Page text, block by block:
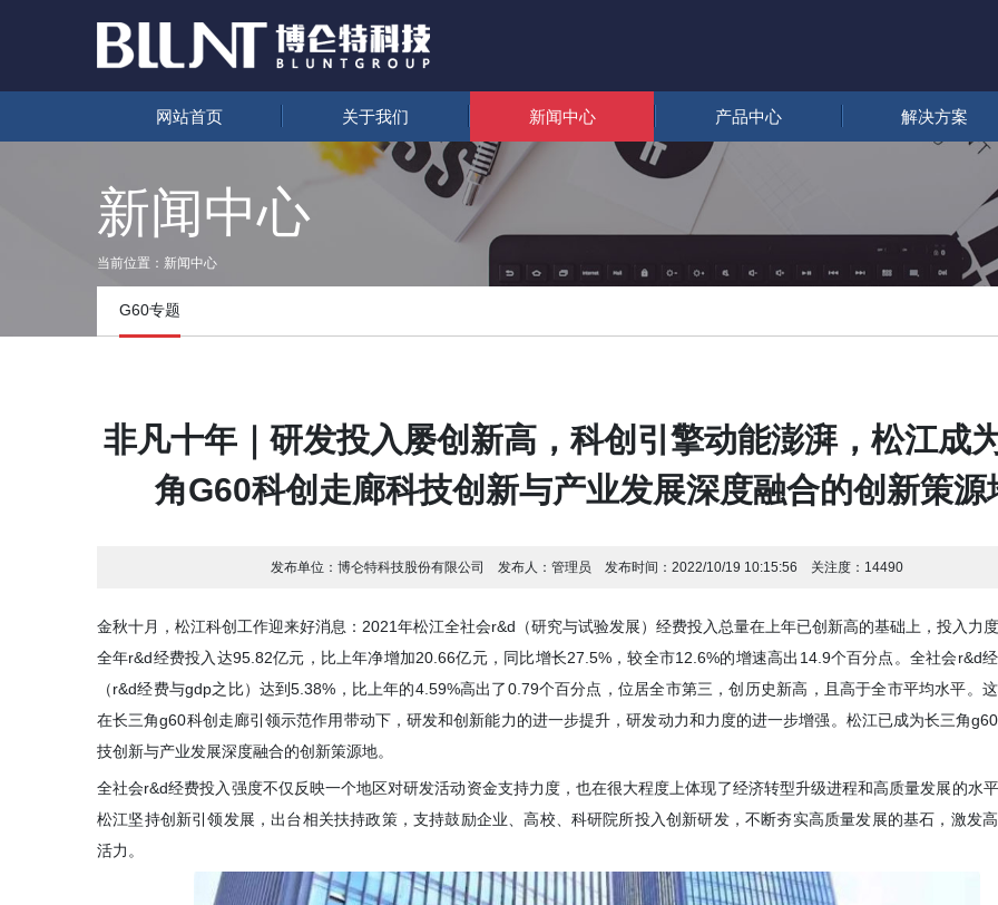
网站首页 关于我们 新闻中心 产品中心 解决方案
新闻中心
当前位置： 新闻中心
G60专题
非凡十年｜研发投入屡创新高，科创引擎动能澎湃，松江成
角G60科创走廊科技创新与产业发展深度融合的创新策源
发布单位： 博仑特科技股份有限公司 发布人： 管理员 发布时间： 2022/10/19 10:15:56 关注度： 14490
金秋十月，松江科创工作迎来好消息：2021年松江全社会r&d（研究与试验发展）经费投入总量在上年已创新高的基础上，投入力度
全年r&d经费投入达95.82亿元，比上年净增加20.66亿元，同比增长27.5%，较全市12.6%的增速高出14.9个百分点。全社会r&d
（r&d经费与gdp之比）达到5.38%，比上年的4.59%高出了0.79个百分点，位居全市第三，创历史新高，且高于全市平均水平。
在长三角g60科创走廊引领示范作用带动下，研发和创新能力的进一步提升，研发动力和力度的进一步增强。松江已成为长三角
技创新与产业发展深度融合的创新策源地。
全社会r&d经费投入强度不仅反映一个地区对研发活动资金支持力度，也在很大程度上体现了经济转型升级进程和高质量发展的水平
松江坚持创新引领发展，出台相关扶持政策，支持鼓励企业、高校、科研院所投入创新研发，不断夯实高质量发展的基石，激发
活力。